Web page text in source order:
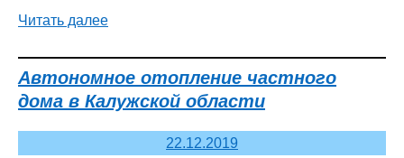
Читать далее
Автономное отопление частного
дома в Калужской области
22.12.2019